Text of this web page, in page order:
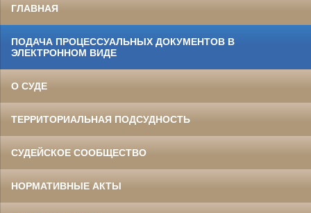
ГЛАВНАЯ
ПОДАЧА ПРОЦЕССУАЛЬНЫХ ДОКУМЕНТОВ В
ЭЛЕКТРОННОМ ВИДЕ
О СУДЕ
ТЕРРИТОРИАЛЬНАЯ ПОДСУДНОСТЬ
СУДЕЙСКОЕ СООБЩЕСТВО
НОРМАТИВНЫЕ АКТЫ